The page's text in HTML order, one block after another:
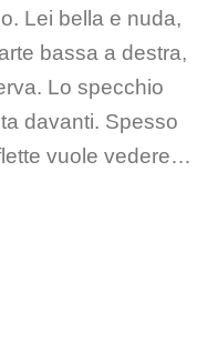
Lei bella e nuda,
bassa a destra,
Lo specchio
davanti. Spesso
vuole vedere…